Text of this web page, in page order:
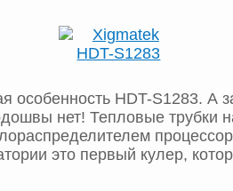
особенность HDT-S1283. А
нет! Тепловые трубки
это первый кулер,